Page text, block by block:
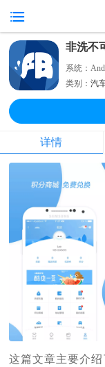
非洗不
系统：
类别：汽
详情
这篇文章主要介